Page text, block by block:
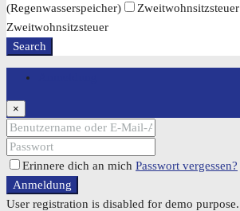
(Regenwasserspeicher)
Zweitwohnsitzsteuer
Zweitwohnsitzsteuer
Search
×
Erinnere dich an mich Passwort vergessen?
Anmeldung
User registration is disabled for demo purpose.